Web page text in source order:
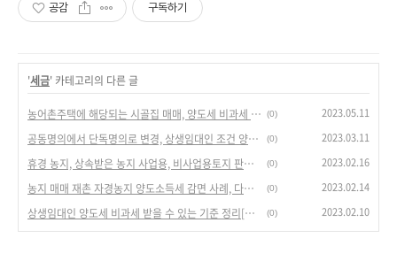
공감 구독하기
'세금' 카테고리의 다른 글
농어촌주택에 해당되는 시골집 매매, 양도세 비과세 조건 (0) 2023.05.11
공동명의에서 단독명의로 변경, 상생임대인 조건 양도세 비과세 해당 여부[vs 혼인으로 인한 증여] (0) 2023.03.11
휴경 농지, 상속받은 농지 사업용, 비사업용토지 판단 기준, 양도세율 +10% 중과[주택 부수토지] (0) 2023.02.16
농지 매매 재촌 자경농지 양도소득세 감면 사례, 다른 소득이 있는 경우 해당되나? (0) 2023.02.14
상생임대인 양도세 비과세 받을 수 있는 기준 정리[매매와 동시 갭투자 직전임대차계약에 해당하나?] (0) 2023.02.10